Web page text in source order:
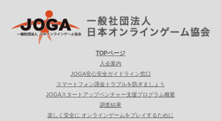
TOPページ
入会案内
JOGA安心安全ガイドライン窓口
スマートフォン課金トラブルを防ぎましょう
JOGAスタートアップベンチャー支援プログラム概要
調査結果
楽しく安全に オンラインゲームをプレイするために